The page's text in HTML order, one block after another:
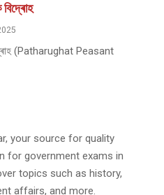
(Patharughat Peasant
your source for quality
for government exams in
topics such as history,
affairs, and more.